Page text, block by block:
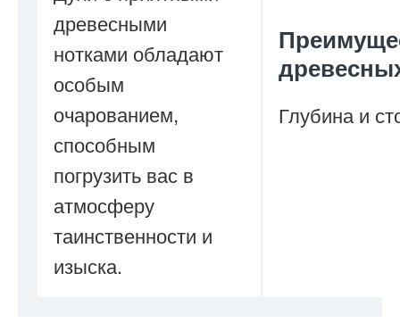
древесными
нотками обладают
особым
очарованием,
способным
погрузить вас в
атмосферу
таинственности и
изыска.
Глубина и